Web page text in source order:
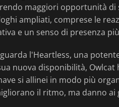
maggiori opportunità
ampliati, comprese le
e un senso di presenza
l'Heartless, una
nuova disponibilità,
si allinei in modo più
il ritmo, ma danno